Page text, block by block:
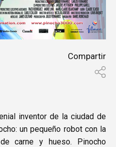
Compartir
inventor de la ciudad de
un pequeño robot con la
carne y hueso. Pinocho